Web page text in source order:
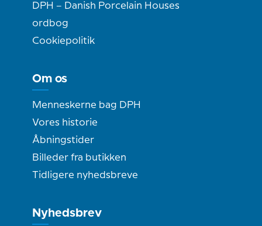
DPH – Danish Porcelain Houses
ordbog
Cookiepolitik
Om os
Menneskerne bag DPH
Vores historie
Åbningstider
Billeder fra butikken
Tidligere nyhedsbreve
Nyhedsbrev